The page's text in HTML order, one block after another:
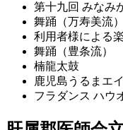
第十九回 みなみ
舞踊（万寿美流）
利用者様による
舞踊（豊条流）
楠龍太鼓
鹿児島うるまエ
フラダンス ハウ